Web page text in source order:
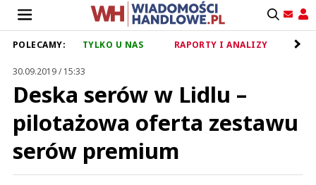
POLECAMY: TYLKO U NAS RAPORTY I ANALIZY
30.09.2019 / 15:33
Deska serów w Lidlu –
pilotażowa oferta zestawu
serów premium